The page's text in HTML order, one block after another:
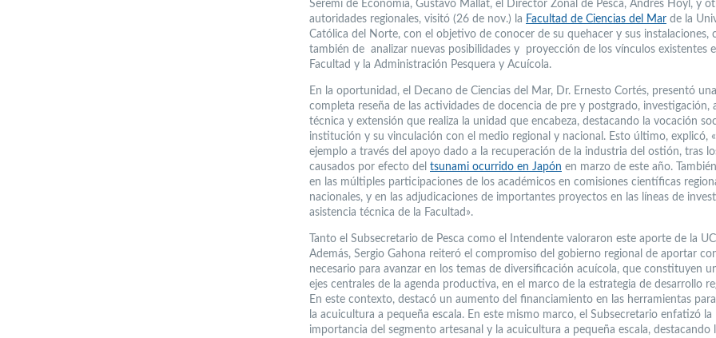
Seremi de Economía, Gustavo Mallat, el Director Zonal de Pesca, Andrés Hoyl, y
autoridades regionales, visitó (26 de nov.) la Facultad de Ciencias del Mar de la
Católica del Norte, con el objetivo de conocer de su quehacer y sus instalaciones,
también de analizar nuevas posibilidades y proyección de los vínculos existentes
Facultad y la Administración Pesquera y Acuícola.
En la oportunidad, el Decano de Ciencias del Mar, Dr. Ernesto Cortés, presentó una
completa reseña de las actividades de docencia de pre y postgrado, investigación,
técnica y extensión que realiza la unidad que encabeza, destacando la vocación
institución y su vinculación con el medio regional y nacional. Esto último, explicó,
ejemplo a través del apoyo dado a la recuperación de la industria del ostión, tras
causados por efecto del tsunami ocurrido en Japón en marzo de este año.
en las múltiples participaciones de los académicos en comisiones científicas
nacionales, y en las adjudicaciones de importantes proyectos en las líneas de
asistencia técnica de la Facultad».
Tanto el Subsecretario de Pesca como el Intendente valoraron este aporte de la
Además, Sergio Gahona reiteró el compromiso del gobierno regional de aportar
necesario para avanzar en los temas de diversificación acuícola, que constituyen
ejes centrales de la agenda productiva, en el marco de la estrategia de desarrollo
En este contexto, destacó un aumento del financiamiento en las herramientas
la acuicultura a pequeña escala. En este mismo marco, el Subsecretario enfatizó la
importancia del segmento artesanal y la acuicultura a pequeña escala, destacando